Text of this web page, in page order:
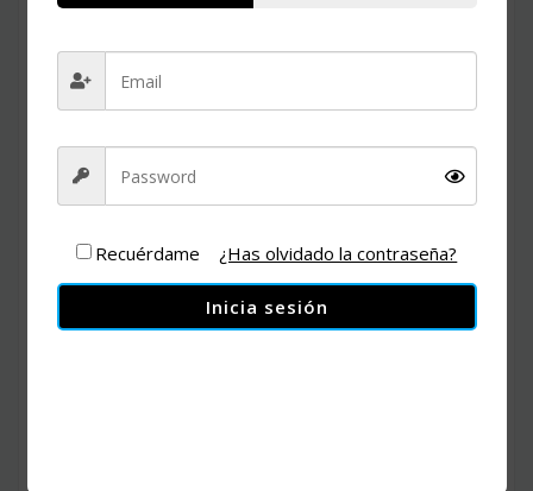
Evento online que será presentado en vivo por todos los
Nuestros expositores les darán toda la información sobre
Recuérdame ¿Has olvidado la contraseña?
Inicia sesión